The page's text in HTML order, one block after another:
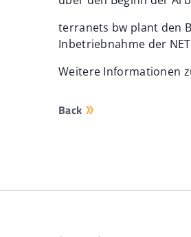
terranets bw plant den
Inbetriebnahme der
Weitere Informationen
Back